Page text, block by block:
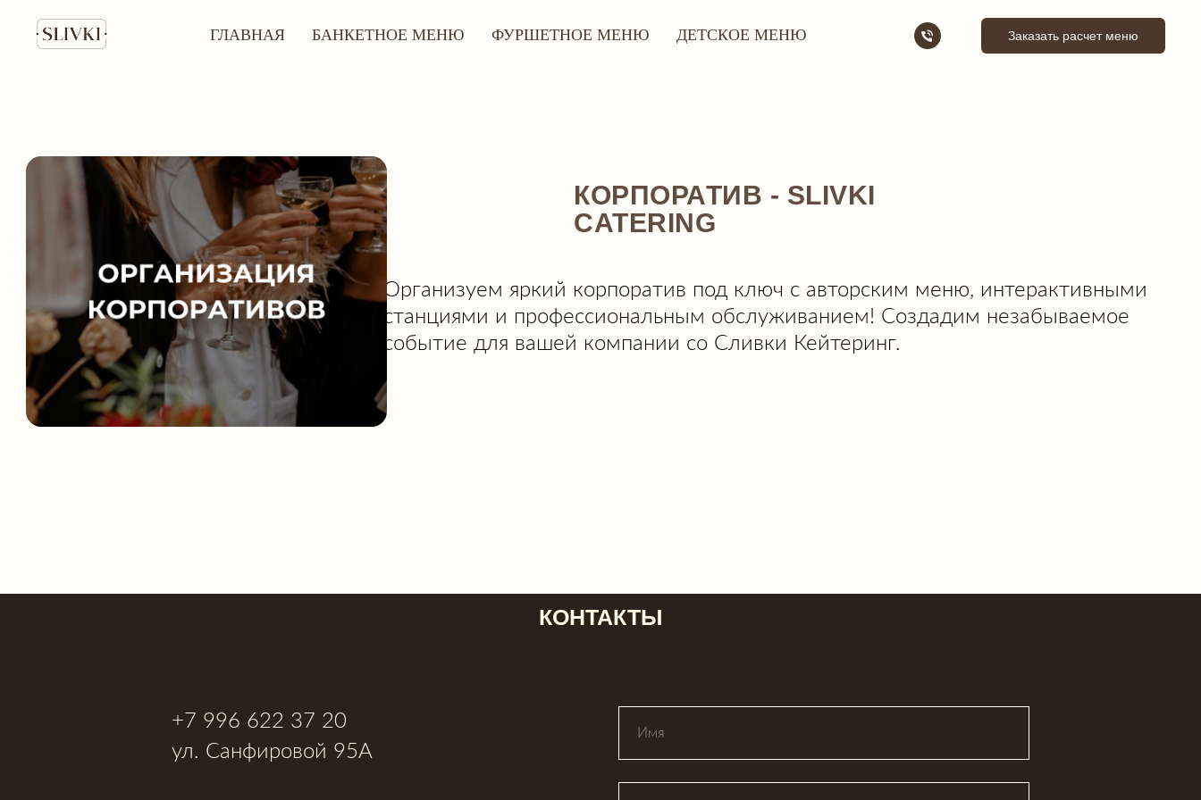
ГЛАВНАЯ БАНКЕТНОЕ МЕНЮ ФУРШЕТНОЕ МЕНЮ ДЕТСКОЕ МЕНЮ Заказать расчет меню
КОРПОРАТИВ - SLIVKI
CATERING
Организуем яркий корпоратив под ключ с авторским меню, интерактивными
станциями и профессиональным обслуживанием! Создадим незабываемое
событие для вашей компании со Сливки Кейтеринг.
КОНТАКТЫ
+7 996 622 37 20
ул. Санфировой 95А